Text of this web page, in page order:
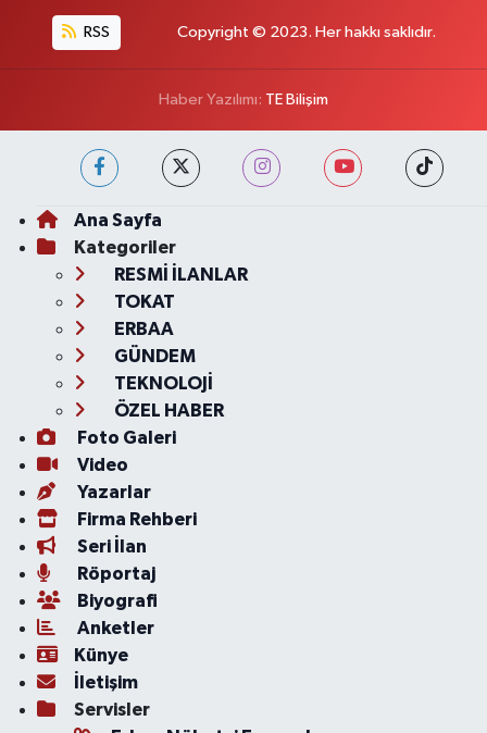
RSS Copyright © 2023. Her hakkı saklıdır.
Haber Yazılımı: TE Bilişim
Ana Sayfa
Kategoriler
RESMİ İLANLAR
TOKAT
ERBAA
GÜNDEM
TEKNOLOJİ
ÖZEL HABER
Foto Galeri
Video
Yazarlar
Firma Rehberi
Seri İlan
Röportaj
Biyografi
Anketler
Künye
İletişim
Servisler